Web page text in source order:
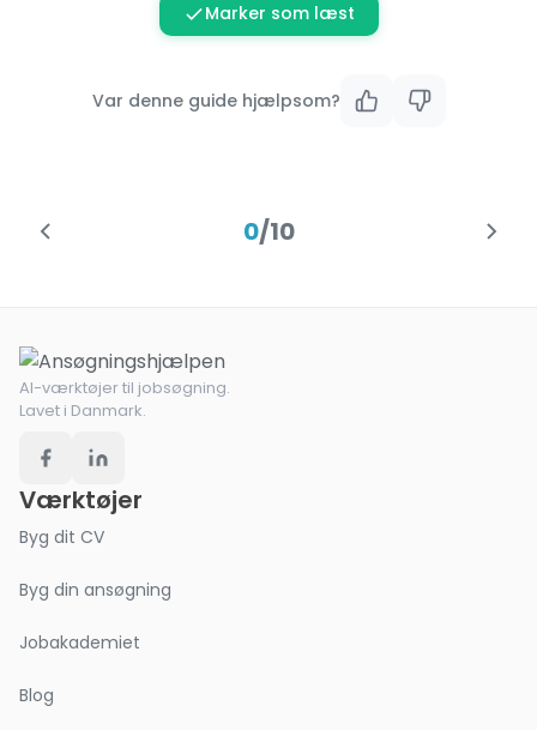
Marker som læst
Var denne guide hjælpsom?
0/10
AI-værktøjer til jobsøgning.
Lavet i Danmark.
Værktøjer
Byg dit CV
Byg din ansøgning
Jobakademiet
Blog